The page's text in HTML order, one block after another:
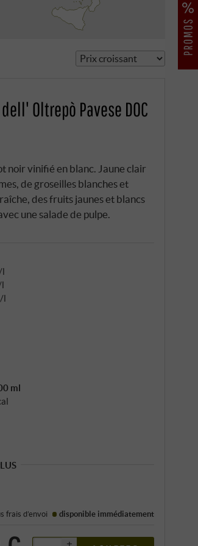
Oltrepò Pavese DOC
noir vinifié en blanc. Jaune clair
de groseilles blanches et
des fruits jaunes et blancs
une salade de pulpe.
l
l
l
ml
frais d’envoi disponible immédiatement
+